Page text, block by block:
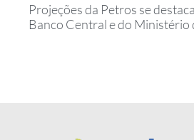
Projeções da Petros se
Banco Central e do Ministério